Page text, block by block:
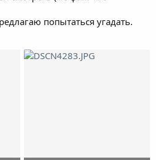
попытаться угадать.